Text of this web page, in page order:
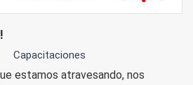
Capacitaciones
estamos atravesando, nos